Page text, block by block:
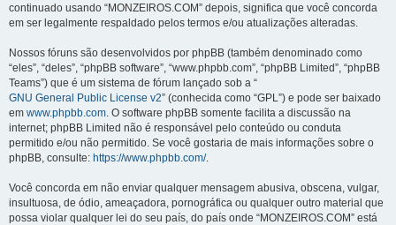
continuado usando “MONZEIROS.COM” depois, significa que você concorda
em ser legalmente respaldado pelos termos e/ou atualizações alteradas.
Nossos fóruns são desenvolvidos por phpBB (também denominado como
“eles”, “deles”, “phpBB software”, “www.phpbb.com”, “phpBB Limited”, “phpBB
Teams”) que é um sistema de fórum lançado sob a “
GNU General Public License v2” (conhecida como “GPL”) e pode ser baixado
em www.phpbb.com. O software phpBB somente facilita a discussão na
internet; phpBB Limited não é responsável pelo conteúdo ou conduta
permitido e/ou não permitido. Se você gostaria de mais informações sobre o
phpBB, consulte: https://www.phpbb.com/.
Você concorda em não enviar qualquer mensagem abusiva, obscena, vulgar,
insultuosa, de ódio, ameaçadora, pornográfica ou qualquer outro material que
possa violar qualquer lei do seu país, do país onde “MONZEIROS.COM” está